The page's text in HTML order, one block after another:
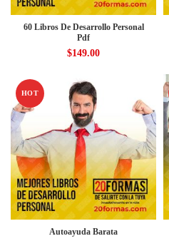
60 Libros De Desarrollo Personal
Pdf
$149.00
HOT
Autoayuda Barata